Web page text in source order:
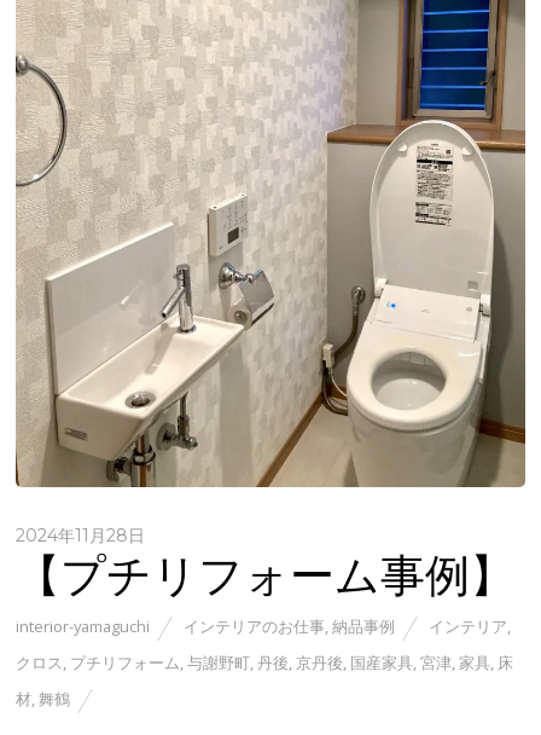
2024年11月28日
【プチリフォーム事例】
interior-yamaguchi インテリアのお仕事,納品事例 インテリア,
クロス, プチリフォーム,与謝野町,丹後,京丹後, 国産家具,宮津,家具, 床
材,舞鶴